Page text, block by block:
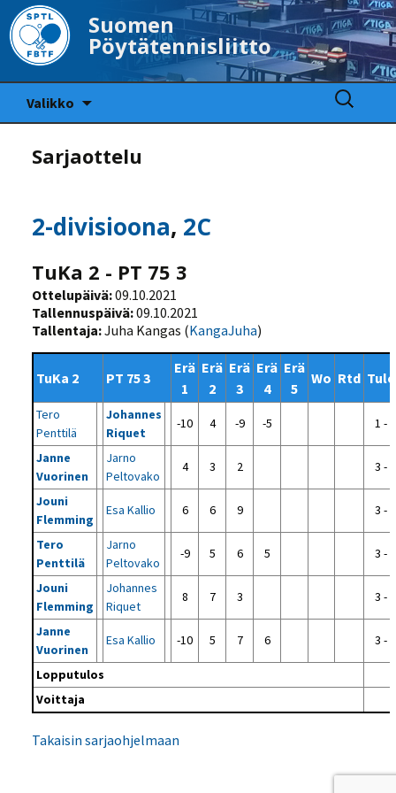
Suomen
Pöytätennisliitto
Valikko
Haku:
Sarjaottelu
2-divisioona, 2C
TuKa 2 - PT 75 3
Ottelupäivä:09.10.2021
Tallennuspäivä:09.10.2021
Tallentaja:Juha Kangas (KangaJuha)
TuKa 2 PT 75 3
Erä
1
Erä
2
Erä
3
Erä
4
Erä
5
Wo Rtd
Tero
Penttilä
Johannes
Riquet
-10 4 -9 -5 1 - 3
Janne
Vuorinen
Jarno
Peltovako
4 3 2 3 - 0
Jouni
Flemming
Esa Kallio 6 6 9 3 - 0
Tero
Penttilä
Jarno
Peltovako
-9 5 6 5 3 - 1
Jouni
Flemming
Johannes
Riquet
8 7 3 3 - 0
Janne
Vuorinen
Esa Kallio -10 5 7 6 3 - 1
Lopputulos
Voittaja
Takaisin sarjaohjelmaan